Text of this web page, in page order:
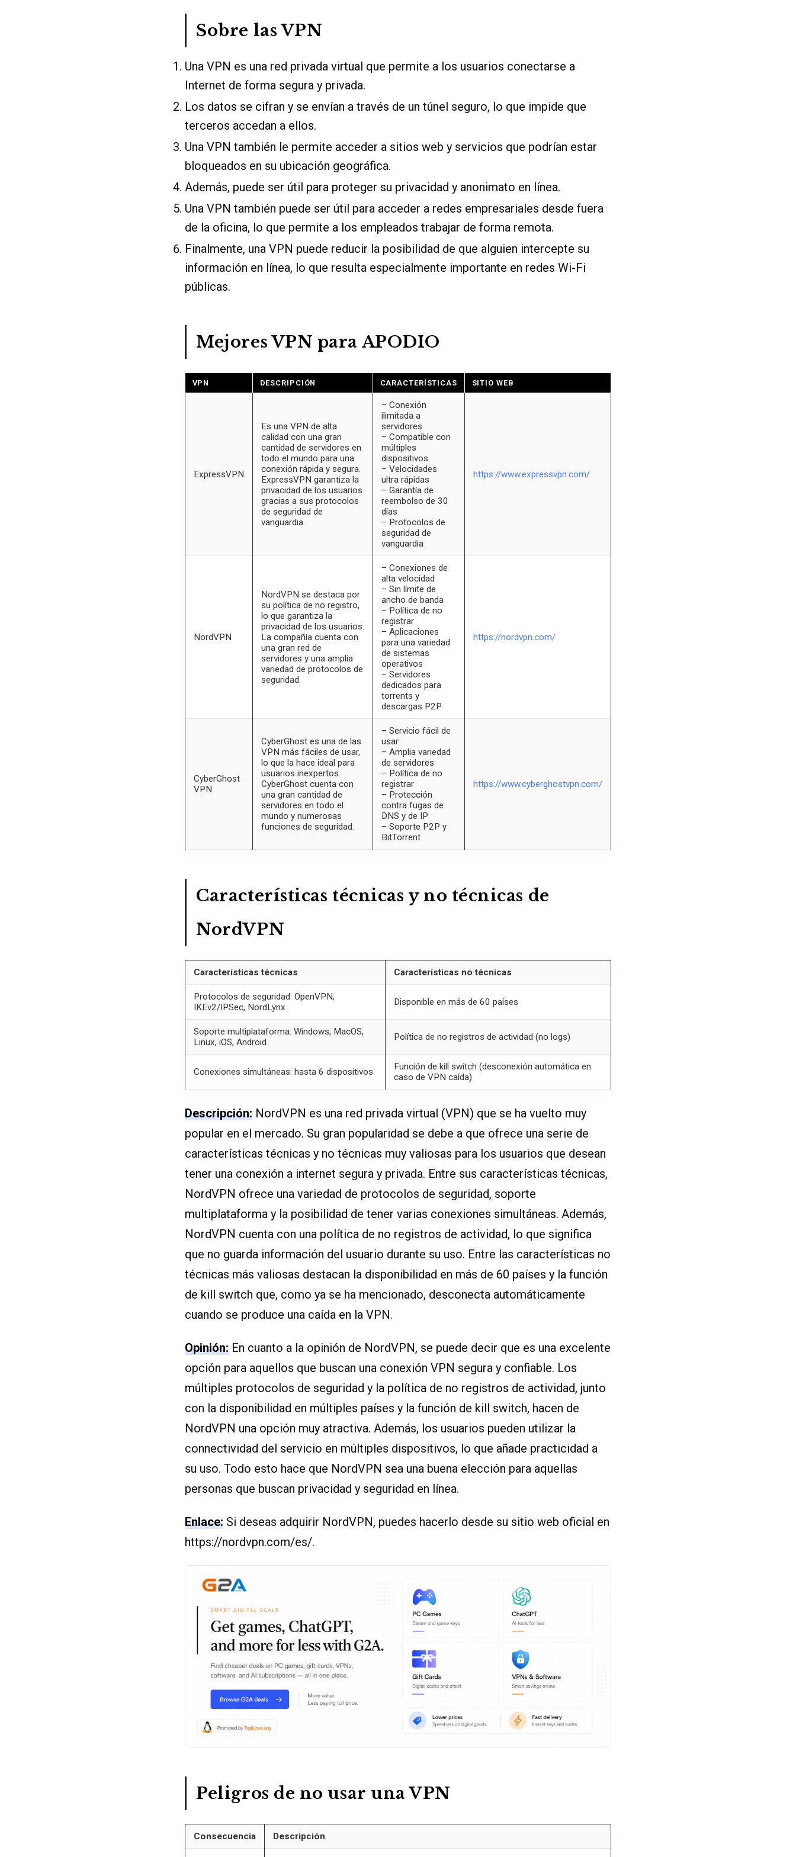
Sobre las VPN
Una VPN es una red privada virtual que permite a los usuarios conectarse a
Internet de forma segura y privada.
Los datos se cifran y se envían a través de un túnel seguro, lo que impide que
terceros accedan a ellos.
Una VPN también le permite acceder a sitios web y servicios que podrían estar
bloqueados en su ubicación geográfica.
Además, puede ser útil para proteger su privacidad y anonimato en línea.
Una VPN también puede ser útil para acceder a redes empresariales desde fuera
de la oficina, lo que permite a los empleados trabajar de forma remota.
Finalmente, una VPN puede reducir la posibilidad de que alguien intercepte su
información en línea, lo que resulta especialmente importante en redes Wi-Fi
públicas.
Mejores VPN para APODIO
VPN DESCRIPCIÓN CARACTERÍSTICAS SITIO WEB
ExpressVPN
Es una VPN de alta
calidad con una gran
cantidad de servidores en
todo el mundo para una
conexión rápida y segura.
ExpressVPN garantiza la
privacidad de los usuarios
gracias a sus protocolos
de seguridad de
vanguardia.
– Conexión
ilimitada a
servidores
– Compatible con
múltiples
dispositivos
– Velocidades
ultra rápidas
– Garantía de
reembolso de 30
días
– Protocolos de
seguridad de
vanguardia
https://www.expressvpn.com/
NordVPN
NordVPN se destaca por
su política de no registro,
lo que garantiza la
privacidad de los usuarios.
La compañía cuenta con
una gran red de
servidores y una amplia
variedad de protocolos de
seguridad.
– Conexiones de
alta velocidad
– Sin límite de
ancho de banda
– Política de no
registrar
– Aplicaciones
para una variedad
de sistemas
operativos
– Servidores
dedicados para
torrents y
descargas P2P
https://nordvpn.com/
CyberGhost
VPN
CyberGhost es una de las
VPN más fáciles de usar,
lo que la hace ideal para
usuarios inexpertos.
CyberGhost cuenta con
una gran cantidad de
servidores en todo el
mundo y numerosas
funciones de seguridad.
– Servicio fácil de
usar
– Amplia variedad
de servidores
– Política de no
registrar
– Protección
contra fugas de
DNS y de IP
– Soporte P2P y
BitTorrent
https://www.cyberghostvpn.com/
Características técnicas y no técnicas de
NordVPN
Características técnicas Características no técnicas
Protocolos de seguridad: OpenVPN,
IKEv2/IPSec, NordLynx
Disponible en más de 60 países
Soporte multiplataforma: Windows, MacOS,
Linux, iOS, Android
Política de no registros de actividad (no logs)
Conexiones simultáneas: hasta 6 dispositivos
Función de kill switch (desconexión automática en
caso de VPN caída)
Descripción: NordVPN es una red privada virtual (VPN) que se ha vuelto muy
popular en el mercado. Su gran popularidad se debe a que ofrece una serie de
características técnicas y no técnicas muy valiosas para los usuarios que desean
tener una conexión a internet segura y privada. Entre sus características técnicas,
NordVPN ofrece una variedad de protocolos de seguridad, soporte
multiplataforma y la posibilidad de tener varias conexiones simultáneas. Además,
NordVPN cuenta con una política de no registros de actividad, lo que significa
que no guarda información del usuario durante su uso. Entre las características no
técnicas más valiosas destacan la disponibilidad en más de 60 países y la función
de kill switch que, como ya se ha mencionado, desconecta automáticamente
cuando se produce una caída en la VPN.
Opinión: En cuanto a la opinión de NordVPN, se puede decir que es una excelente
opción para aquellos que buscan una conexión VPN segura y confiable. Los
múltiples protocolos de seguridad y la política de no registros de actividad, junto
con la disponibilidad en múltiples países y la función de kill switch, hacen de
NordVPN una opción muy atractiva. Además, los usuarios pueden utilizar la
connectividad del servicio en múltiples dispositivos, lo que añade practicidad a
su uso. Todo esto hace que NordVPN sea una buena elección para aquellas
personas que buscan privacidad y seguridad en línea.
Enlace: Si deseas adquirir NordVPN, puedes hacerlo desde su sitio web oficial en
https://nordvpn.com/es/.
Peligros de no usar una VPN
Consecuencia Descripción